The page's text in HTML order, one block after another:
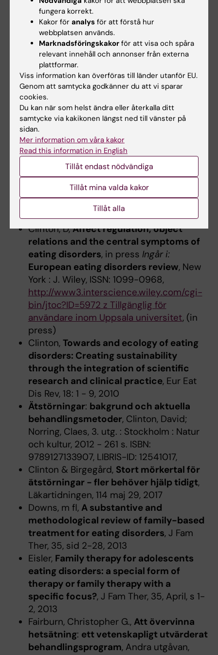
criteria to a large naturalistic database
and comparison of present and future
Inst J Eat Dis, 45:353-361, 2021
Björk, m fl,Negative self-image and
prognosis in eating disorders: Results at
3 years follow-up, Eat Behav, 8:398-40,
2007
Bulik, Cynthia M,
Personliga reflektioner
och vad ANGI-resultaten betyder för
patienter, familjer och kliniker idag
ANGI, 2019https://angi.se/personliga-
reflektioner-och-vad-angi-resultaten-
betyder-fo%cc%88r-patienter-familjer-
och-kliniker-idag/,
Bulik, Cynthia M,Resultaten från ANGI
, ANGI, 2019Resultaten från ANGI
studien,
Clinton, D,Affect regulation, object
relations and the central symptoms of
eating disorders, in press Ingår i:
European eating disorders review, New
York : J. Wiley, ISSN: 1099-0968,
http://www3.interscience.wiley.com/cgi-
bin/jtoc?ID=5972 z Tillgänglig för
användare inom Uppsala universitet, (in
press)
Clinton, Towards and ecology of eating
disorders: Creating sustainability
through the integration of scientific
research and clinical practice, Eur Eat
Dis Rev, 18: 1 - 9, 2010
Ätstörningar: bakgrund och aktuella
behandlingsmetoder, Clinton, David;
Norring, Claes, 3. utg. : Stockholm : Natur
och kultur, 2012 - 261 s. ISBN:
9789127133907, LIBRIS-ID: 12541017,
Clinton & Birgegård, Stort mörkertal för
ätstörningar - fler behöver hjälp tidigt,
Läkartidningen, 114 maj 29, 2017
Downs, m fl, A substantive and
methodological review of family-based
treatment for eating disorders, J Fam
Ther, 35, sid 2-28, 2013
Eisler, Family therapy for adolescents
eating disorders: a special form of
therapy or family therapy with a
specific focus?, J Fam Ther, 35, April, s 1-
2, 2013
Fairburn, Christopher G., Att övervinna
hetsätning: ett vetenskapligt utvärderat
behandlingsprogram, Andra utgåvan,
fungera korrekt.
Kakor för analys för att förstå hur
webbplatsen används.
Marknadsföringskakor för att visa och spåra
relevant innehåll och annonser från externa
plattformar.
Viss information kan överföras till länder utanför EU.
Genom att samtycka godkänner du att vi sparar
cookies.
Du kan när som helst ändra eller återkalla ditt
samtycke via kakikonen längst ned till vänster på
sidan.
Mer information om våra kakor
Read this information in English
Tillåt endast nödvändiga
Tillåt mina valda kakor
Tillåt alla